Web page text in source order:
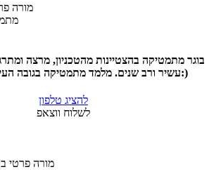
מורה
בוגר מתמטיקה בהצטיינות מהטכניון, מרצה
עשיר ורב שנים. מלמד מתמטיקה בגובה העיניים, סבלני ואיכפתי:)
להציג טלפון
לשלוח ווצאפ